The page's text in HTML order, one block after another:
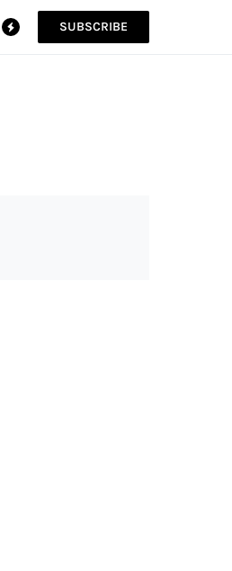
SUBSCRIBE